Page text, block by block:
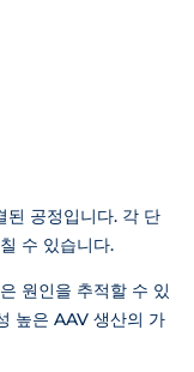
된 공정입니다. 각 단
수 있습니다.
원인을 추적할 수 있
높은 AAV 생산의 가